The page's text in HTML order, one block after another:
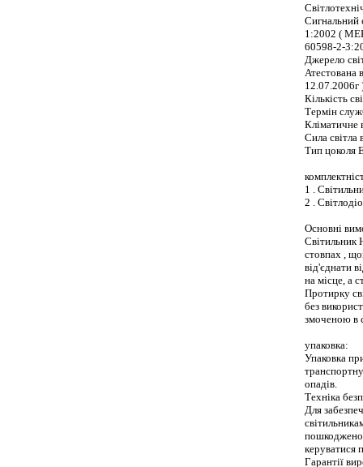
Сигнальний
1:2002 (
60598-2-
Джерело
Атестована
12.07.2006г
Кількість
Термін
Кліматичне
Сила світла
Тип цоколя
1 .
2 .
Основні
Світильник
стовпах ,
від'єднати
на місце, а
Протирку
без
змоченою в
упаковка:
Упаковка
опадів.
Техніка
Для
керуватися
Гарантії